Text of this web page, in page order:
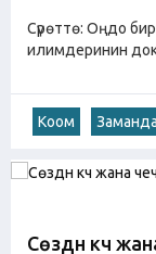
Сүрөттө: Оңдо
илимдеринин
Коом
Сөздүн күчү